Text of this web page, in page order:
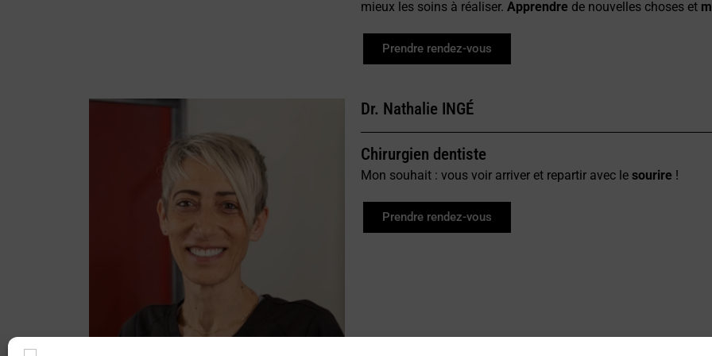
mieux les soins à réaliser. Apprendre de nouvelles choses et
Prendre rendez-vous
Dr. Nathalie INGÉ​
Chirurgien dentiste
Mon souhait : vous voir arriver et repartir avec le sourire !
Prendre rendez-vous